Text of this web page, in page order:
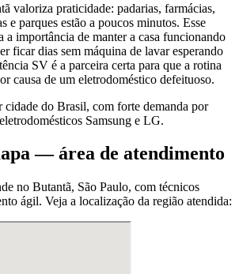
valoriza praticidade: padarias, farmácias,
e parques estão a poucos minutos. Esse
importância de manter a casa funcionando
ficar dias sem máquina de lavar esperando
SV é a parceira certa para que a rotina
causa de um eletrodoméstico defeituoso.
cidade do Brasil, com forte demanda por
Samsung e LG.
— área de atendimento
no Butantã, São Paulo, com técnicos
ágil. Veja a localização da região atendida: